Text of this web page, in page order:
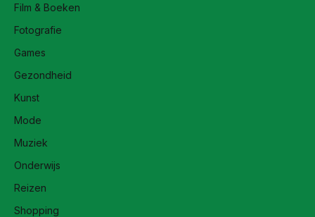
Film & Boeken
Fotografie
Games
Gezondheid
Kunst
Mode
Muziek
Onderwijs
Reizen
Shopping